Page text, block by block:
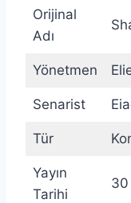
Orijinal
Adı
Yönetmen
Senarist
Tür
Yayın
Tarihi
30